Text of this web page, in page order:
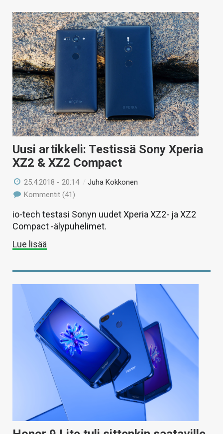
Uusi artikkeli: Testissä Sony Xperia
XZ2 & XZ2 Compact
25.4.2018 - 20:14 /Juha Kokkonen
Kommentit (41)
io-tech testasi Sonyn uudet Xperia XZ2- ja XZ2
Compact -älypuhelimet.
Lue lisää